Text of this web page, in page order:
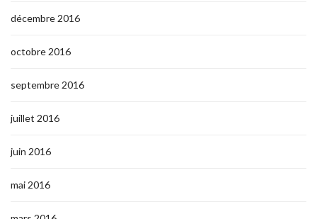
décembre 2016
octobre 2016
septembre 2016
juillet 2016
juin 2016
mai 2016